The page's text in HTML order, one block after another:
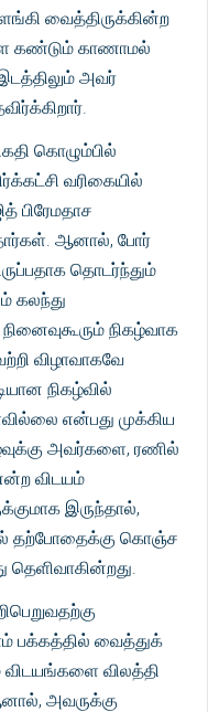
வைத்திருக்கின்ற
கண்டும் காணாமல்
அவர்
கொழும்பில்
வரிகையில்
பிரேமதாச
ஆனால், போர்
தொடர்ந்தும்
கலந்து
நிகழ்வாக
விழாவாகவே
நிகழ்வில்
என்பது முக்கிய
அவர்களை, ரணில்
விடயம்
இருந்தால்,
தற்போதைக்கு கொஞ்ச
பக்கத்தில் வைத்துக்
விலத்தி
அவருக்கு